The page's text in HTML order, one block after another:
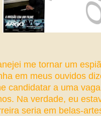
me tornar um
em meus ouvidos
candidatar a uma
Na verdade, eu
seria em belas-